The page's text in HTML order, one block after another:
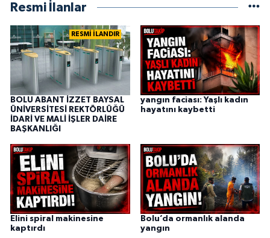
Resmi İlanlar
RESMİ İLANDIR
BOLU ABANT İZZET BAYSAL
ÜNİVERSİTESİ REKTÖRLÜĞÜ
İDARİ VE MALİ İŞLER DAİRE
BAŞKANLIĞI
yangın faciası: Yaşlı kadın
hayatını kaybetti
Elini spiral makinesine
kaptırdı
Bolu’da ormanlık alanda
yangın